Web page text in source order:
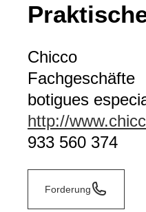
Chicco
Fachgeschäfte
botigues
http://
933 560 374
Forderung